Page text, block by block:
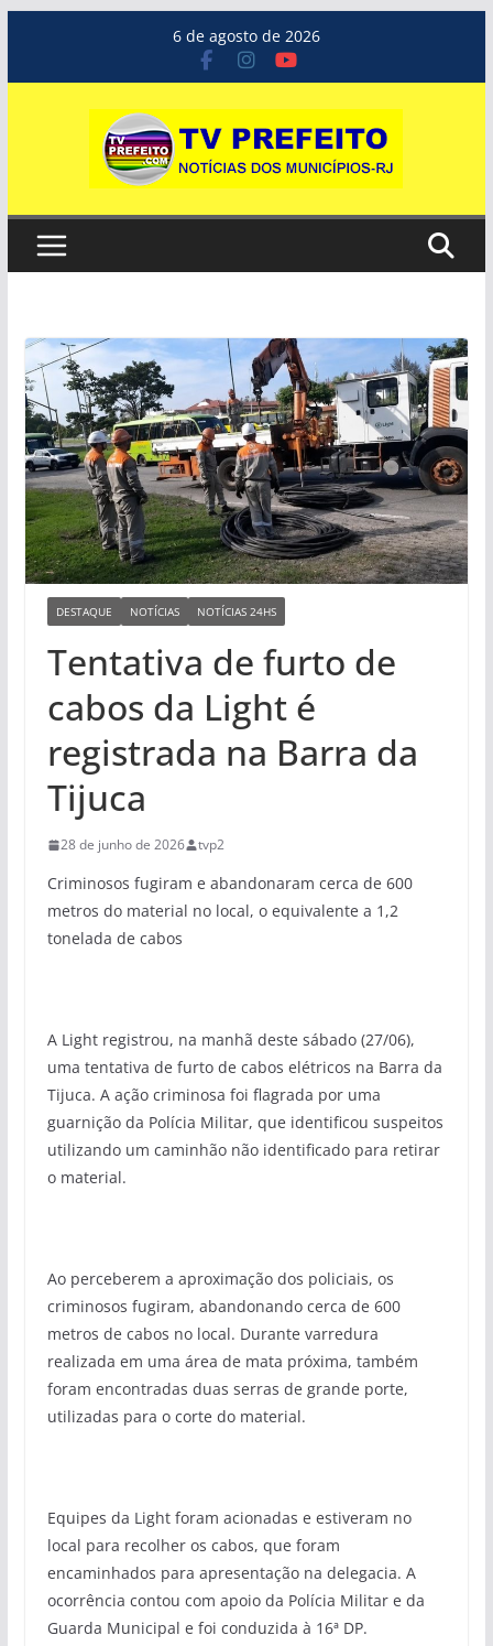
o
6 de agosto de 2026
DESTAQUE NOTÍCIAS NOTÍCIAS 24HS
Tentativa de furto de
cabos da Light é
registrada na Barra da
Tijuca
28 de junho de 2026 tvp2
Criminosos fugiram e abandonaram cerca de 600
metros do material no local, o equivalente a 1,2
tonelada de cabos
A Light registrou, na manhã deste sábado (27/06),
uma tentativa de furto de cabos elétricos na Barra da
Tijuca. A ação criminosa foi flagrada por uma
guarnição da Polícia Militar, que identificou suspeitos
utilizando um caminhão não identificado para retirar
o material.
Ao perceberem a aproximação dos policiais, os
criminosos fugiram, abandonando cerca de 600
metros de cabos no local. Durante varredura
realizada em uma área de mata próxima, também
foram encontradas duas serras de grande porte,
utilizadas para o corte do material.
Equipes da Light foram acionadas e estiveram no
local para recolher os cabos, que foram
encaminhados para apresentação na delegacia. A
ocorrência contou com apoio da Polícia Militar e da
Guarda Municipal e foi conduzida à 16ª DP.